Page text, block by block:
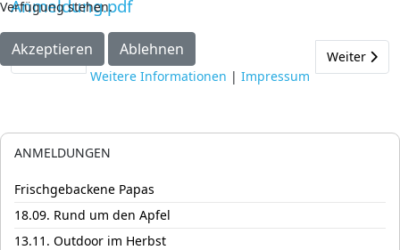
Anmeldung.pdf
Vorheriger Beitrag: 08.08. Meine erste Übernachtung mit Papa
Zurück Nächster
Weiter
ANMELDUNGEN
Frischgebackene Papas
18.09. Rund um den Apfel
13.11. Outdoor im Herbst
Verfügung stehen.
Akzeptieren Ablehnen
Weitere Informationen | Impressum